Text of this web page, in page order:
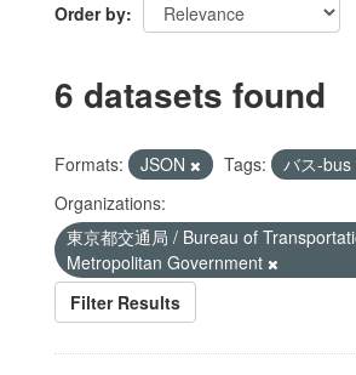
Order by
6 datasets found
Formats: JSON Tags:
バス-bus
Organizations:
東京都交通局 / Bureau of
Metropolitan Government
Filter Results